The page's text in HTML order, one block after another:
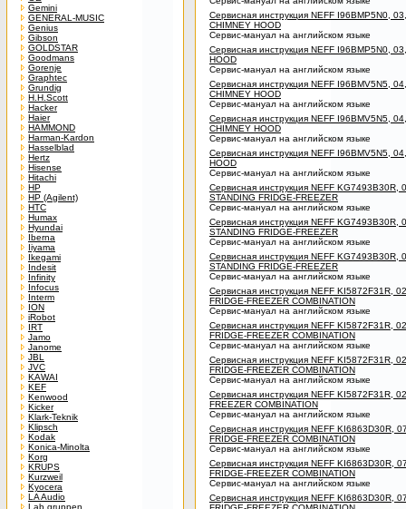
Gemini
GENERAL-MUSIC
Genius
Gibson
GOLDSTAR
Goodmans
Gorenje
Graphtec
Grundig
H.H.Scott
Hacker
Haier
HAMMOND
Harman-Kardon
Hasselblad
Hertz
Hisense
Hitachi
HP
HP (Agilent)
HTC
Humax
Hyundai
Iberna
Iiyama
Ikegami
Indesit
Infinity
Infocus
Interm
ION
iRobot
IRT
Jamo
Janome
JBL
JVC
KAWAI
KEF
Kenwood
Kicker
Klark-Teknik
Klipsch
Kodak
Konica-Minolta
Korg
KRUPS
Kurzweil
Kyocera
LA Audio
Lab.gruppen
Сервисная инструкция NEFF I96BMP5N0,
CHIMNEY HOOD
Сервис-мануал на английском языке
Сервисная инструкция NEFF I96BMP5N0,
HOOD
Сервис-мануал на английском языке
Сервисная инструкция NEFF I96BMV5N5,
CHIMNEY HOOD
Сервис-мануал на английском языке
Сервисная инструкция NEFF I96BMV5N5,
CHIMNEY HOOD
Сервис-мануал на английском языке
Сервисная инструкция NEFF I96BMV5N5,
HOOD
Сервис-мануал на английском языке
Сервисная инструкция NEFF KG7493B30R,
STANDING FRIDGE-FREEZER
Сервис-мануал на английском языке
Сервисная инструкция NEFF KG7493B30R,
STANDING FRIDGE-FREEZER
Сервис-мануал на английском языке
Сервисная инструкция NEFF KG7493B30R,
STANDING FRIDGE-FREEZER
Сервис-мануал на английском языке
Сервисная инструкция NEFF KI5872F31R,
FRIDGE-FREEZER COMBINATION
Сервис-мануал на английском языке
Сервисная инструкция NEFF KI5872F31R,
FRIDGE-FREEZER COMBINATION
Сервис-мануал на английском языке
Сервисная инструкция NEFF KI5872F31R,
FRIDGE-FREEZER COMBINATION
Сервис-мануал на английском языке
Сервисная инструкция NEFF KI5872F31R,
FREEZER COMBINATION
Сервис-мануал на английском языке
Сервисная инструкция NEFF KI6863D30R,
FRIDGE-FREEZER COMBINATION
Сервис-мануал на английском языке
Сервисная инструкция NEFF KI6863D30R,
FRIDGE-FREEZER COMBINATION
Сервис-мануал на английском языке
Сервисная инструкция NEFF KI6863D30R,